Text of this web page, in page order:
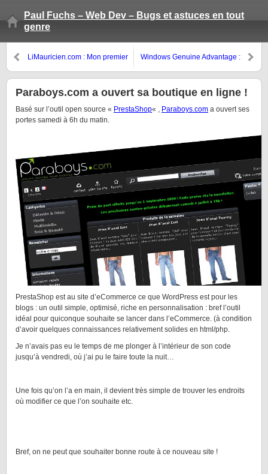
Paul Fuchs – Web Dev – Bugs et astuces en tout
genre
LiMauricien.com : Mon premier
Windows Genuine Advantage :
Paraboys.com a ouvert sa boutique en ligne !
Basé sur l’outil open source « PrestaShop« , Paraboys.com a ouvert ses
portes samedi à 6h du matin.
PrestaShop est au site d’eCommerce ce que WordPress est pour les
blogs : un outil simple, optimisé, riche en personnalisation : bref l’outil
idéal pour quiconque souhaite se lancer dans l’eCommerce. (à condition
d’avoir quelques connaissances relativement solides en html/php.
Je n’avais pas eu le temps de me plonger à l’intérieur de son code
jusqu’à vendredi, où j’ai pu le faire toute la nuit…
Une fois qu’on l’a en main, il devient très simple de trouver les endroits
où modifier ce que l’on souhaite etc.
Bref, on ne peut que souhaiter bonne route à ce nouveau site !